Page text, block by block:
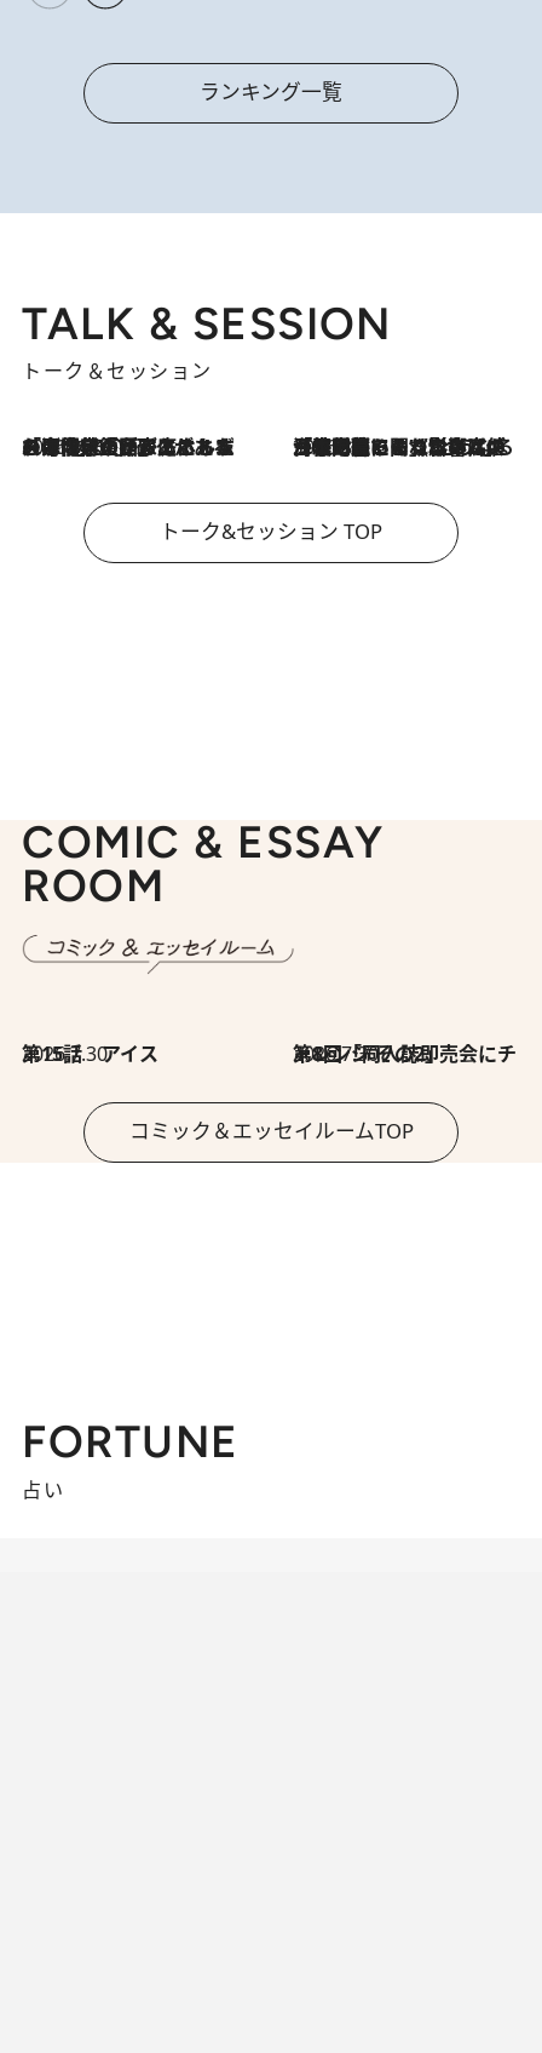
ランキング一覧
TALK & SESSION
トーク＆セッション
2026.8.3
「今後値上げがあるとすれば…」「リスクがあるのは今年の冬」エネルギー専門家が語る、ホルムズ海峡封鎖が家庭にもたらす“ある心配” 2026.8.3
「住宅建てられない…」「サーチャージ料の高値が続いている」ホルムズ海峡封鎖による影響はいつまで続く？《エネルギー専門家に聞く“どうなる日本の暮らし”》
トーク&セッション TOP
COMIC & ESSAY
ROOM
2026.7.30
第15話 アイス 2026.7.30
第8回「同人誌即売会にチャレンジ その2」
コミック＆エッセイルームTOP
FORTUNE
占い